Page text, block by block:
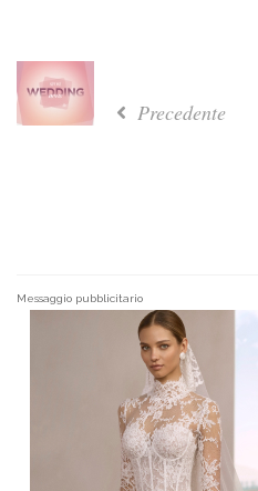
Precedente
Messaggio pubblicitario